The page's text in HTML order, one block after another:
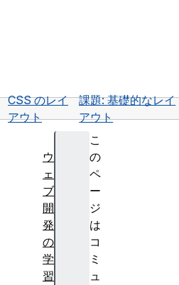
CSS のレイ
アウト
課題: 基礎的なレイ
アウト
こ
の
ペ
ー
ジ
は
コ
ミ
ュ
ウ
ェ
ブ
開
発
の
学
習